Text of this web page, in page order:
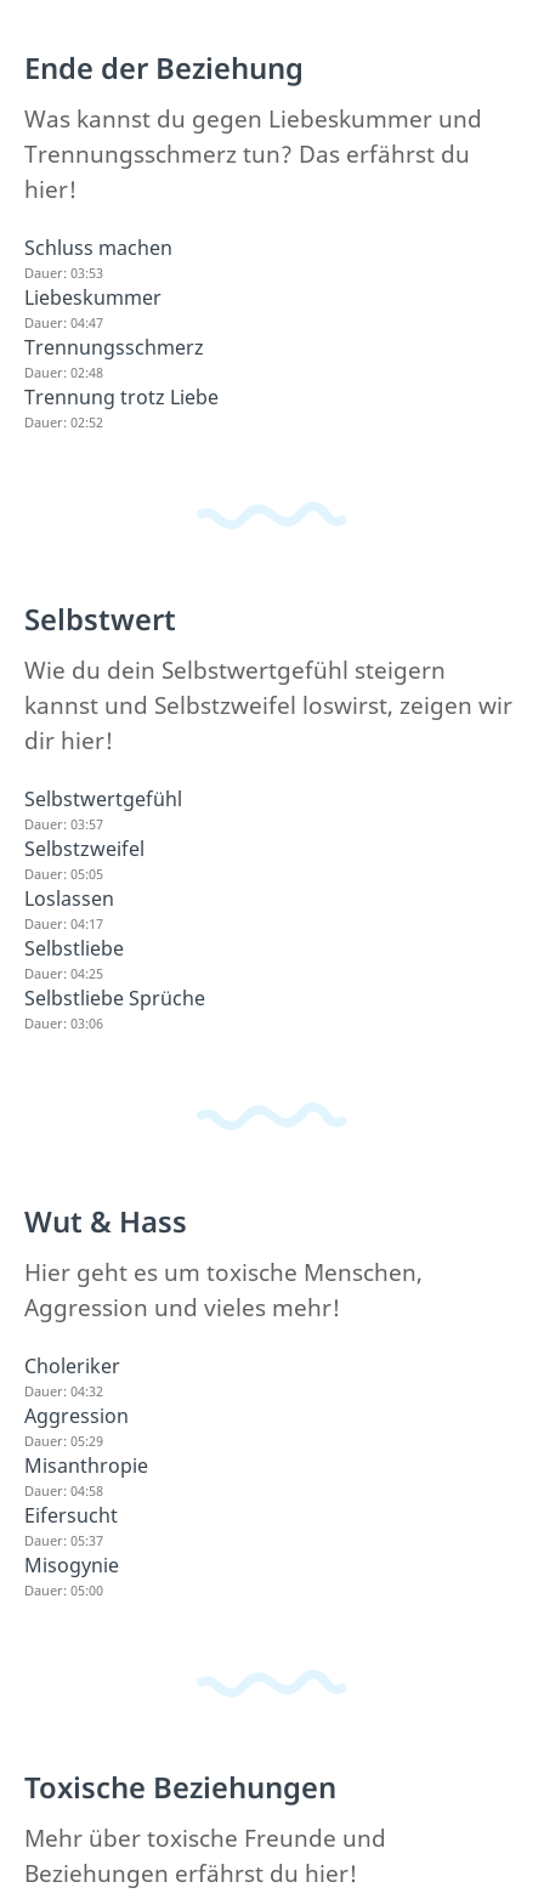
Ende der Beziehung
Was kannst du gegen Liebeskummer und
Trennungsschmerz tun? Das erfährst du
hier!
Schluss machen
Dauer: 03:53
Liebeskummer
Dauer: 04:47
Trennungsschmerz
Dauer: 02:48
Trennung trotz Liebe
Dauer: 02:52
Selbstwert
Wie du dein Selbstwertgefühl steigern
kannst und Selbstzweifel loswirst, zeigen wir
dir hier!
Selbstwertgefühl
Dauer: 03:57
Selbstzweifel
Dauer: 05:05
Loslassen
Dauer: 04:17
Selbstliebe
Dauer: 04:25
Selbstliebe Sprüche
Dauer: 03:06
Wut & Hass
Hier geht es um toxische Menschen,
Aggression und vieles mehr!
Choleriker
Dauer: 04:32
Aggression
Dauer: 05:29
Misanthropie
Dauer: 04:58
Eifersucht
Dauer: 05:37
Misogynie
Dauer: 05:00
Toxische Beziehungen
Mehr über toxische Freunde und
Beziehungen erfährst du hier!